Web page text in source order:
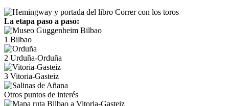
La etapa paso a paso:
1 Bilbao
2 Urduña-Orduña
3 Vitoria-Gasteiz
Otros puntos de interés